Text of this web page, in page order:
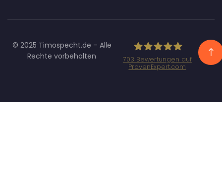
© 2025 Timospecht.de – Alle
Rechte vorbehalten
Marketing GmbH
703 Bewertungen auf
ProvenExpert.com